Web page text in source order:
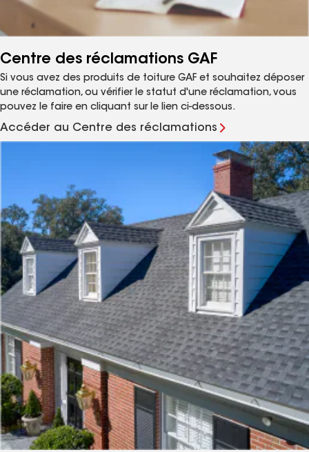
Centre des réclamations GAF
Si vous avez des produits de toiture GAF et souhaitez déposer
une réclamation, ou vérifier le statut d'une réclamation, vous
pouvez le faire en cliquant sur le lien ci-dessous.
Accéder au Centre des réclamations